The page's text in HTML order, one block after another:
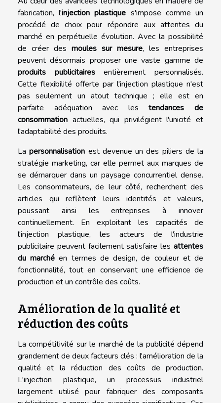
fabrication, l'injection plastique s'impose comme un
procédé de choix pour répondre aux attentes du
marché en perpétuelle évolution. Avec la possibilité
de créer des moules sur mesure, les entreprises
peuvent désormais proposer une vaste gamme de
produits publicitairesentièrement personnalisés.
Cette flexibilité offerte par l'injection plastique n'est
pas seulement un atout technique ; elle est en
parfaite adéquation avec lestendances de
consommation actuelles, qui privilégient l'unicité et
l'adaptabilité des produits.
Lapersonnalisation est devenue un des piliers de la
stratégie marketing, car elle permet aux marques de
se démarquer dans un paysage concurrentiel dense.
Les consommateurs, de leur côté, recherchent des
articles qui reflètent leurs identités et valeurs,
poussant ainsi les entreprises à innover
continuellement. En exploitant les capacités de
l'injection plastique, les acteurs de l'industrie
publicitaire peuvent facilement satisfaire les attentes
du marché en termes de design, de couleur et de
fonctionnalité, tout en conservant une efficience de
production et un contrôle des coûts.
Amélioration de la qualité et
réduction des coûts
La compétitivité sur le marché de la publicité dépend
grandement de deux facteurs clés : l'amélioration de la
qualité et la réduction des coûts de production.
L'injection plastique, un processus industriel
largement utilisé pour fabriquer des composants